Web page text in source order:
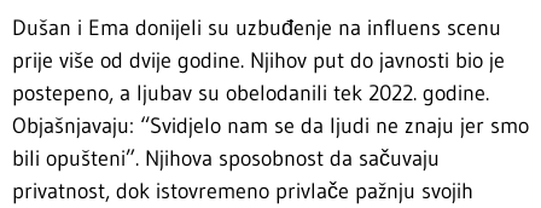
Dušan i Ema donijeli su uzbuđenje na influens scenu
prije više od dvije godine. Njihov put do javnosti bio je
postepeno, a ljubav su obelodanili tek 2022. godine.
Objašnjavaju: “Svidjelo nam se da ljudi ne znaju jer smo
bili opušteni”. Njihova sposobnost da sačuvaju
privatnost, dok istovremeno privlače pažnju svojih